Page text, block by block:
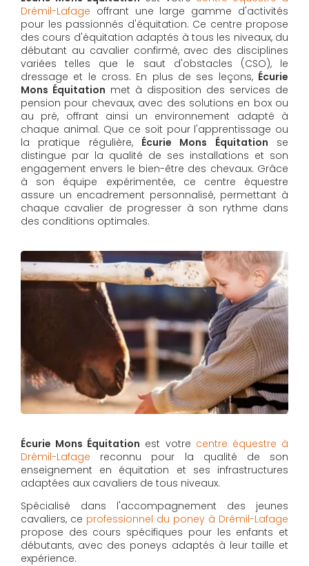
Drémil-Lafage offrant une large gamme d'activités
pour les passionnés d'équitation. Ce centre propose
des cours d'équitation adaptés à tous les niveaux, du
débutant au cavalier confirmé, avec des disciplines
variées telles que le saut d'obstacles (CSO), le
dressage et le cross. En plus de ses leçons, Écurie
Mons Équitation met à disposition des services de
pension pour chevaux, avec des solutions en box ou
au pré, offrant ainsi un environnement adapté à
chaque animal. Que ce soit pour l'apprentissage ou
la pratique régulière, Écurie Mons Équitation se
distingue par la qualité de ses installations et son
engagement envers le bien-être des chevaux. Grâce
à son équipe expérimentée, ce centre équestre
assure un encadrement personnalisé, permettant à
chaque cavalier de progresser à son rythme dans
des conditions optimales.
Écurie Mons Équitation est votre centre équestre à
Drémil-Lafage reconnu pour la qualité de son
enseignement en équitation et ses infrastructures
adaptées aux cavaliers de tous niveaux.
Spécialisé dans l'accompagnement des jeunes
cavaliers, ce professionnel du poney à Drémil-Lafage
propose des cours spécifiques pour les enfants et
débutants, avec des poneys adaptés à leur taille et
expérience.